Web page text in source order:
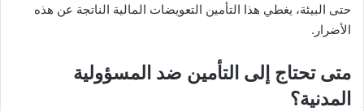
حتى البيئة، يغطي هذا التأمين التعويضات المالية الناتجة عن هذه
الأضرار.
متى تحتاج إلى التأمين ضد المسؤولية
المدنية؟